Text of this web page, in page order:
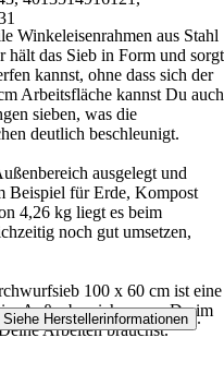
Winkeleisenrahmen aus Stahl
hält das Sieb in Form und sorgt
kannst, ohne dass sich der
Arbeitsfläche kannst Du auch
sieben, was die
deutlich beschleunigt.
ausgelegt und
Beispiel für Erde, Kompost
4,26 kg liegt es beim
noch gut umsetzen,
100 x 60 cm ist eine
Außenbereich, wenn Du im
Arbeiten brauchst.
Siehe Herstellerinformationen .